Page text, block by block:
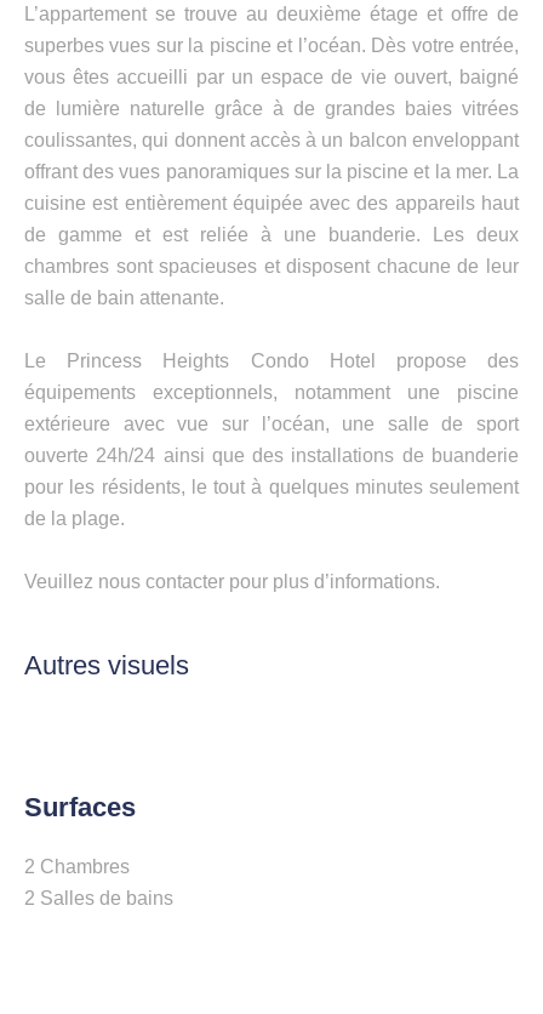
L’appartement se trouve au deuxième étage et offre de
superbes vues sur la piscine et l’océan. Dès votre entrée,
vous êtes accueilli par un espace de vie ouvert, baigné
de lumière naturelle grâce à de grandes baies vitrées
coulissantes, qui donnent accès à un balcon enveloppant
offrant des vues panoramiques sur la piscine et la mer. La
cuisine est entièrement équipée avec des appareils haut
de gamme et est reliée à une buanderie. Les deux
chambres sont spacieuses et disposent chacune de leur
salle de bain attenante.
Le Princess Heights Condo Hotel propose des
équipements exceptionnels, notamment une piscine
extérieure avec vue sur l’océan, une salle de sport
ouverte 24h/24 ainsi que des installations de buanderie
pour les résidents, le tout à quelques minutes seulement
de la plage.
Veuillez nous contacter pour plus d’informations.
Autres visuels
Surfaces
2 Chambres
2 Salles de bains